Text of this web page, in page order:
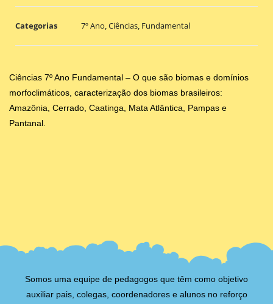
Categorias 7º Ano Ciências Fundamental
Ciências 7º Ano Fundamental – O que são biomas e domínios
morfoclimáticos, caracterização dos biomas brasileiros:
Amazônia, Cerrado, Caatinga, Mata Atlântica, Pampas e
Pantanal.
Somos uma equipe de pedagogos que têm como objetivo
auxiliar pais, colegas, coordenadores e alunos no reforço